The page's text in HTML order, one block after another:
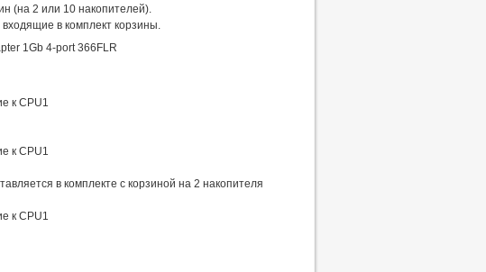
(на 2 или 10 накопителей).
в комплект корзины.
1Gb 4-port 366FLR
к CPU1
к CPU1
в комплекте с корзиной на 2 накопителя
к CPU1